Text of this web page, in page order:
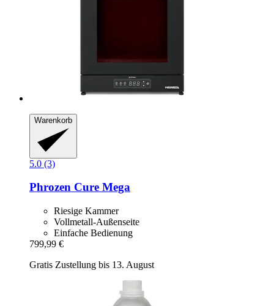
Warenkorb
5.0 (3)
Phrozen Cure Mega
Riesige Kammer
Vollmetall-Außenseite
Einfache Bedienung
799,99 €
Gratis Zustellung bis 13. August